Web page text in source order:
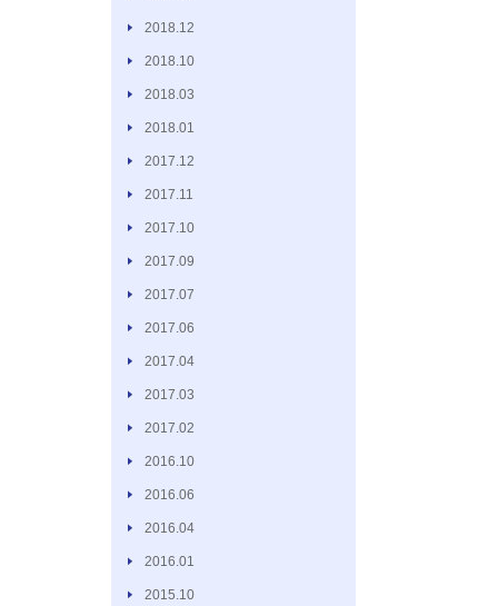
2018.12
2018.10
2018.03
2018.01
2017.12
2017.11
2017.10
2017.09
2017.07
2017.06
2017.04
2017.03
2017.02
2016.10
2016.06
2016.04
2016.01
2015.10